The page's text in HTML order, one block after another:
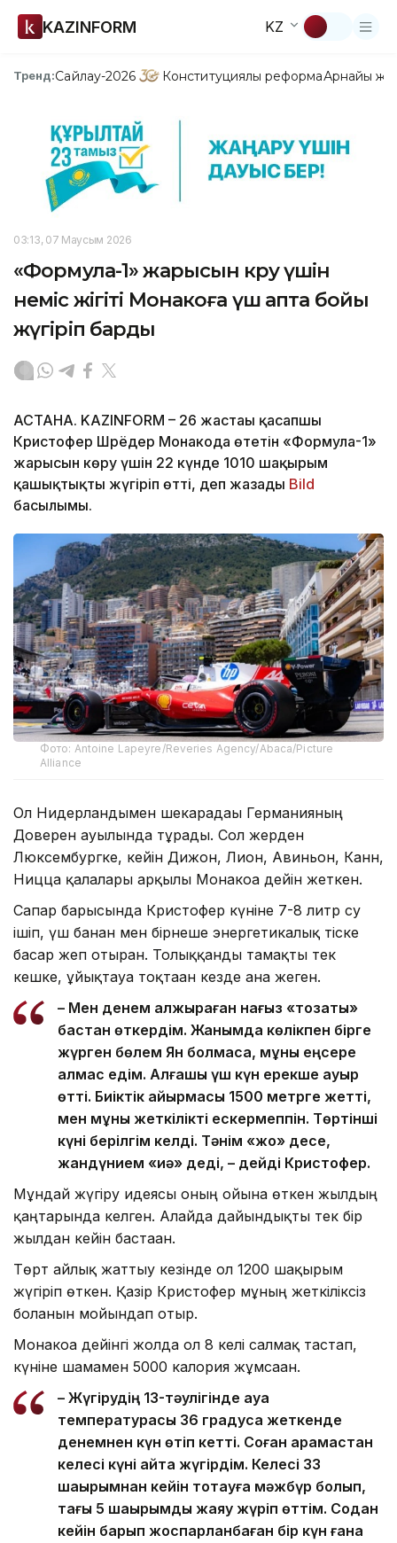
KAZINFORM KZ
Тренд:Сайлау-2026 Конституциялық реформаАрнайы
03:13, 07 Маусым 2026
«Формула-1» жарысын көру үшін
неміс жігіті Монакоға үш апта бойы
жүгіріп барды
АСТАНА. KAZINFORM – 26 жастағы қасапшы
Кристофер Шрёдер Монакода өтетін «Формула-1»
жарысын көру үшін 22 күнде 1010 шақырым
қашықтықты жүгіріп өтті, деп жазады Bild
басылымы.
Фото: Antoine Lapeyre/Reveries Agency/Abaca/Picture
Alliance
Ол Нидерландымен шекарадағы Германияның
Доверен ауылында тұрады. Сол жерден
Люксембургке, кейін Дижон, Лион, Авиньон, Канн,
Ницца қалалары арқылы Монакоға дейін жеткен.
Сапар барысында Кристофер күніне 7-8 литр су
ішіп, үш банан мен бірнеше энергетикалық тіске
басар жеп отырған. Толыққанды тамақты тек
кешке, ұйықтауға тоқтаған кезде ғана жеген.
– Мен денем қалжыраған нағыз «тозақты»
бастан өткердім. Жанымда көлікпен бірге
жүрген бөлем Ян болмаса, мұны еңсере
алмас едім. Алғашқы үш күн ерекше ауыр
өтті. Биіктік айырмасы 1500 метрге жетті,
мен мұны жеткілікті ескермеппін. Төртінші
күні берілгім келді. Тәнім «жоқ» десе,
жандүнием «иә» деді, – дейді Кристофер.
Мұндай жүгіру идеясы оның ойына өткен жылдың
қаңтарында келген. Алайда дайындықты тек бір
жылдан кейін бастаған.
Төрт айлық жаттығу кезінде ол 1200 шақырым
жүгіріп өткен. Қазір Кристофер мұның жеткіліксіз
болғанын мойындап отыр.
Монакоға дейінгі жолда ол 8 келі салмақ тастап,
күніне шамамен 5000 калория жұмсаған.
– Жүгірудің 13-тәулігінде ауа
температурасы 36 градусқа жеткенде
денемнен күн өтіп кетті. Соған қарамастан
келесі күні қайта жүгірдім. Келесі 33
шақырымнан кейін тоқтауға мәжбүр болып,
тағы 5 шақырымды жаяу жүріп өттім. Содан
кейін барып жоспарланбаған бір күн ғана